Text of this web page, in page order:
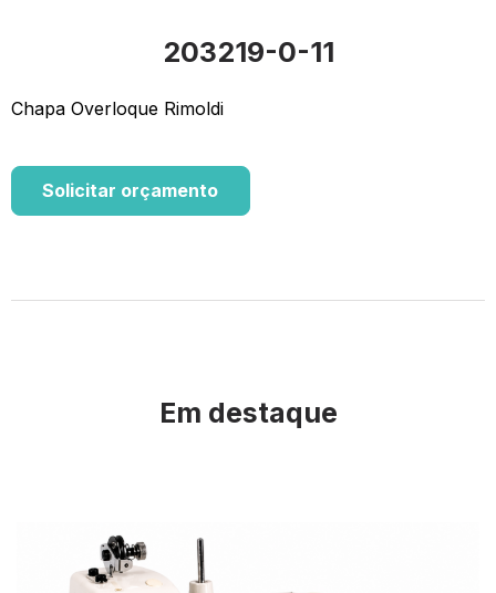
203219-0-11
Chapa Overloque Rimoldi
Solicitar orçamento
Em destaque